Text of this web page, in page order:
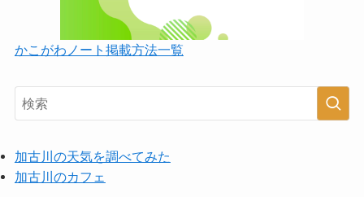
かこがわノート掲載方法一覧
加古川の天気を調べてみた
加古川のカフェ